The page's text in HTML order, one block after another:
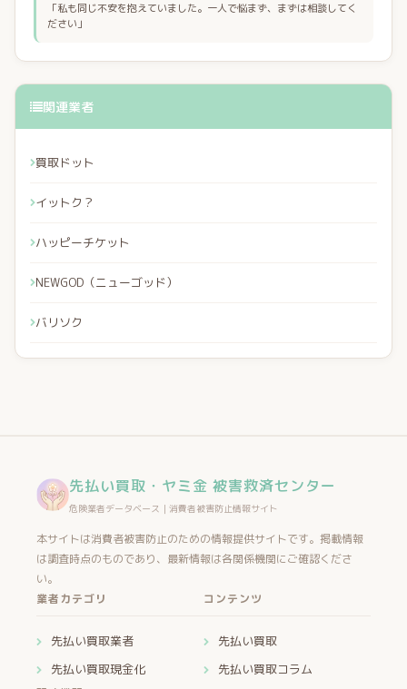
「私も同じ不安を抱えていました。一人で悩まず、まずは相談してく
ださい」
関連業者
買取ドット
イットク？
ハッピーチケット
NEWGOD（ニューゴッド）
バリソク
先払い買取・ヤミ金 被害救済センター
危険業者データベース｜消費者被害防止情報サイト
本サイトは消費者被害防止のための情報提供サイトです。掲載情報
は調査時点のものであり、最新情報は各関係機関にご確認くださ
い。
業者カテゴリ
先払い買取業者
先払い買取現金化
コンテンツ
先払い買取
先払い買取コラム